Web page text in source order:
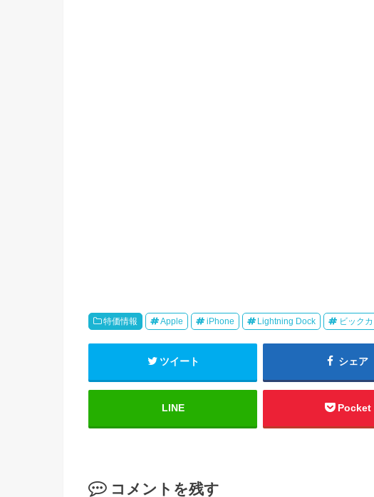
特価情報 Apple iPhone Lightning Dock ビック
ツイート シェア
LINE Pocket
コメントを残す